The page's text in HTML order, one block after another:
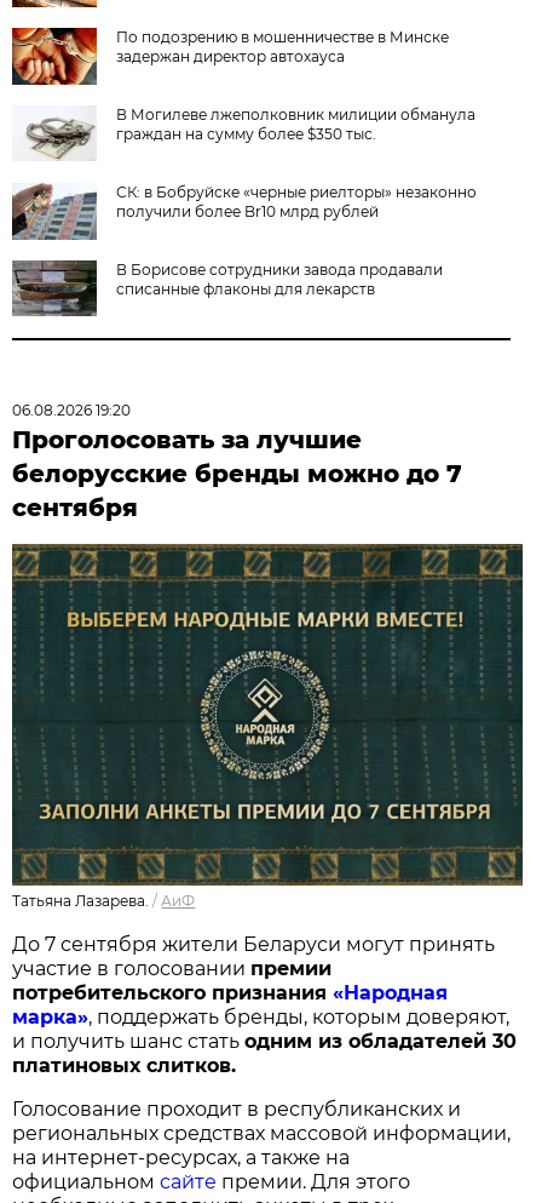
По подозрению в мошенничестве в Минске
задержан директор автохауса
В Могилеве лжеполковник милиции обманула
граждан на сумму более $350 тыс.
СК: в Бобруйске «черные риелторы» незаконно
получили более Br10 млрд рублей
В Борисове сотрудники завода продавали
списанные флаконы для лекарств
06.08.2026 19:20
Проголосовать за лучшие
белорусские бренды можно до 7
сентября
Татьяна Лазарева. / АиФ
До 7 сентября жители Беларуси могут принять
участие в голосовании премии
потребительского признания«Народная
марка», поддержать бренды, которым доверяют,
и получить шанс статьодним из обладателей 30
платиновых слитков.
Голосование проходит в республиканских и
региональных средствах массовой информации,
на интернет-ресурсах, а также на
официальномсайте премии. Для этого